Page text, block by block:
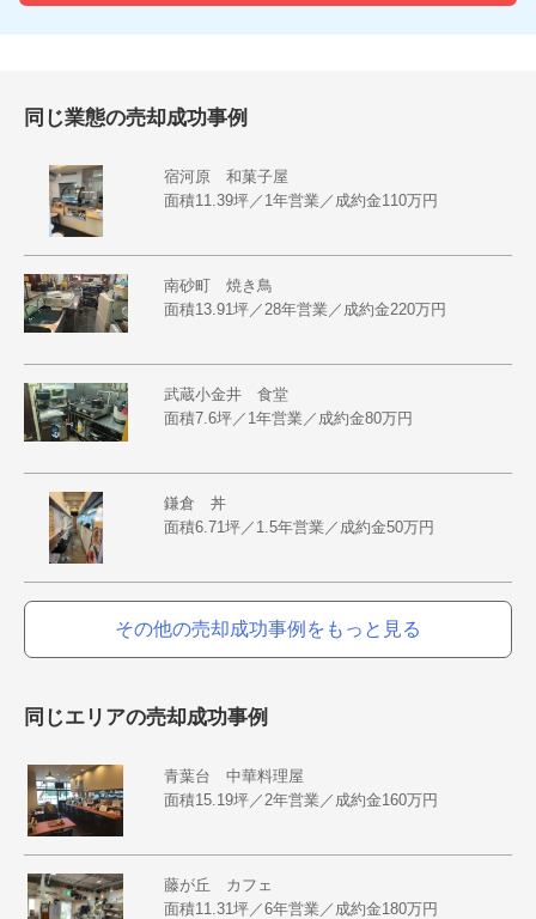
同じ業態の売却成功事例
宿河原 和菓子屋
面積11.39坪／1年営業／成約金110万円
南砂町 焼き鳥
面積13.91坪／28年営業／成約金220万円
武蔵小金井 食堂
面積7.6坪／1年営業／成約金80万円
鎌倉 丼
面積6.71坪／1.5年営業／成約金50万円
その他の売却成功事例をもっと見る
同じエリアの売却成功事例
青葉台 中華料理屋
面積15.19坪／2年営業／成約金160万円
藤が丘 カフェ
面積11.31坪／6年営業／成約金180万円